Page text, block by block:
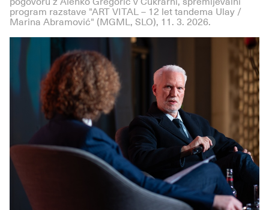
program razstave "ART VITAL – 12 let tandema Ulay /
Marina Abramović" (MGML, SLO), 11. 3. 2026.